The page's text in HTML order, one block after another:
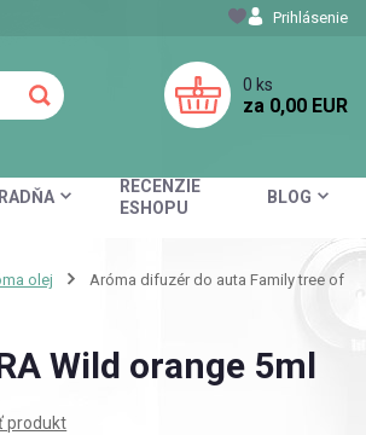
RECENZIE
ESHOPU
BLOG
Prihlásenie
0 ks
za 0,00 EUR
olej Aróma difuzér do auta Family tree of
Wild orange 5ml
produkt